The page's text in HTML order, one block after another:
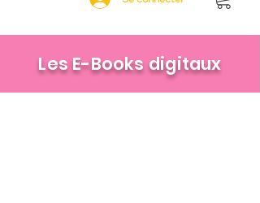
Les E-Books digitaux